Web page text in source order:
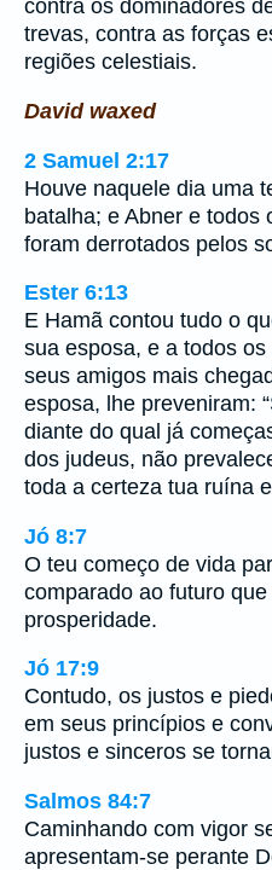
contra os dominadores
trevas, contra as forças
regiões celestiais.
David waxed
2 Samuel 2:17
Houve naquele dia uma
batalha; e Abner e todos
foram derrotados pelos
Ester 6:13
E Hamã contou tudo o
sua esposa, e a todos
seus amigos mais
esposa, lhe preveniram:
diante do qual já
dos judeus, não
toda a certeza tua ruína
Jó 8:7
O teu começo de vida
comparado ao futuro
prosperidade.
Jó 17:9
Contudo, os justos e
em seus princípios e
justos e sinceros se
Salmos 84:7
Caminhando com vigor
apresentam-se perante